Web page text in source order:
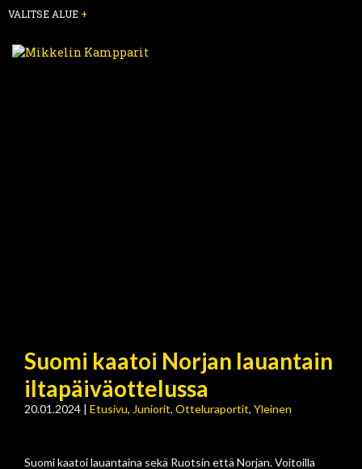
VALITSE ALUE +
Suomi kaatoi Norjan lauantain
iltapäiväottelussa
20.01.2024 | Etusivu, Juniorit, Otteluraportit, Yleinen
Suomi kaatoi lauantaina sekä Ruotsin että Norjan. Voitoilla